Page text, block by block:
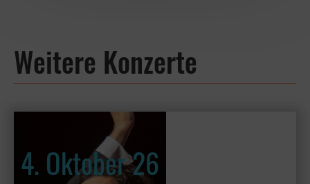
Weitere Konzerte
4. Oktober 26